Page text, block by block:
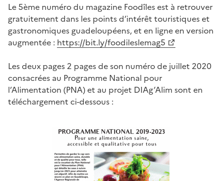
Le 5ème numéro du magazine Foodîles est à retrouver
gratuitement dans les points d’intérêt touristiques et
gastronomiques guadeloupéens, et en ligne en version
augmentée : https://bit.ly/foodileslemag5
Les deux pages 2 pages de son numéro de juillet 2020
consacrées au Programme National pour
l’Alimentation (PNA) et au projet DIAg’Alim sont en
téléchargement ci-dessous :